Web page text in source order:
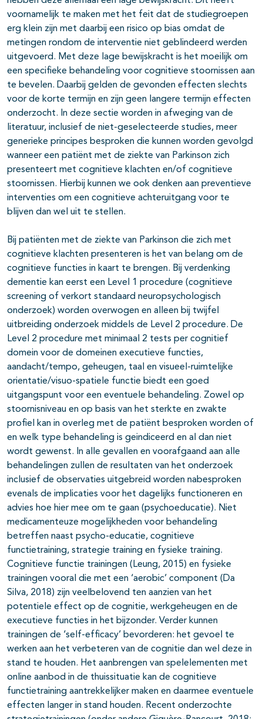
voornamelijk te maken met het feit dat de studiegroepen
erg klein zijn met daarbij een risico op bias omdat de
metingen rondom de interventie niet geblindeerd werden
uitgevoerd. Met deze lage bewijskracht is het moeilijk om
een specifieke behandeling voor cognitieve stoornissen aan
te bevelen. Daarbij gelden de gevonden effecten slechts
voor de korte termijn en zijn geen langere termijn effecten
onderzocht. In deze sectie worden in afweging van de
literatuur, inclusief de niet-geselecteerde studies, meer
generieke principes besproken die kunnen worden gevolgd
wanneer een patiënt met de ziekte van Parkinson zich
presenteert met cognitieve klachten en/of cognitieve
stoornissen. Hierbij kunnen we ook denken aan preventieve
interventies om een cognitieve achteruitgang voor te
blijven dan wel uit te stellen.
Bij patiënten met de ziekte van Parkinson die zich met
cognitieve klachten presenteren is het van belang om de
cognitieve functies in kaart te brengen. Bij verdenking
dementie kan eerst een Level 1 procedure (cognitieve
screening of verkort standaard neuropsychologisch
onderzoek) worden overwogen en alleen bij twijfel
uitbreiding onderzoek middels de Level 2 procedure. De
Level 2 procedure met minimaal 2 tests per cognitief
domein voor de domeinen executieve functies,
aandacht/tempo, geheugen, taal en visueel-ruimtelijke
orientatie/visuo-spatiele functie biedt een goed
uitgangspunt voor een eventuele behandeling. Zowel op
stoornisniveau en op basis van het sterkte en zwakte
profiel kan in overleg met de patiënt besproken worden of
en welk type behandeling is geindiceerd en al dan niet
wordt gewenst. In alle gevallen en voorafgaand aan alle
behandelingen zullen de resultaten van het onderzoek
inclusief de observaties uitgebreid worden nabesproken
evenals de implicaties voor het dagelijks functioneren en
advies hoe hier mee om te gaan (psychoeducatie). Niet
medicamenteuze mogelijkheden voor behandeling
betreffen naast psycho-educatie, cognitieve
functietraining, strategie training en fysieke training.
Cognitieve functie trainingen (Leung, 2015) en fysieke
trainingen vooral die met een ‘aerobic’ component (Da
Silva, 2018) zijn veelbelovend ten aanzien van het
potentiele effect op de cognitie, werkgeheugen en de
executieve functies in het bijzonder. Verder kunnen
trainingen de ‘self-efficacy’ bevorderen: het gevoel te
werken aan het verbeteren van de cognitie dan wel deze in
stand te houden. Het aanbrengen van spelelementen met
online aanbod in de thuissituatie kan de cognitieve
functietraining aantrekkelijker maken en daarmee eventuele
effecten langer in stand houden. Recent onderzochte